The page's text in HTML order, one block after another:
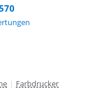
| Farbdrucker